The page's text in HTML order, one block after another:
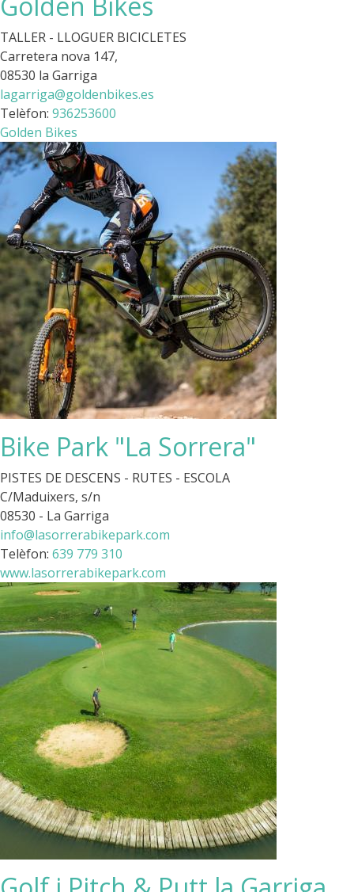
TALLER - LLOGUER BICICLETES
Carretera nova 147,
08530 la Garriga
lagarriga@goldenbikes.es
Telèfon: 936253600
Golden Bikes
Bike Park "La Sorrera"
PISTES DE DESCENS - RUTES - ESCOLA
C/Maduixers, s/n
08530 - La Garriga
info@lasorrerabikepark.com
Telèfon: 639 779 310
www.lasorrerabikepark.com